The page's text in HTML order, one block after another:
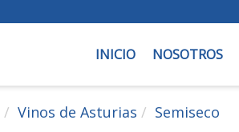
INICIO NOSOTROS
Vinos de Asturias Semiseco